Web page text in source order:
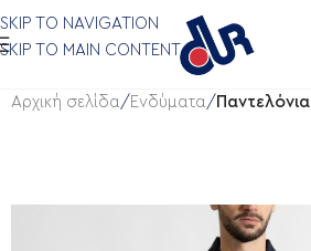
SKIP TO NAVIGATION
SKIP TO MAIN CONTENT
Αρχική σελίδα Ενδύματα Παντελόνια